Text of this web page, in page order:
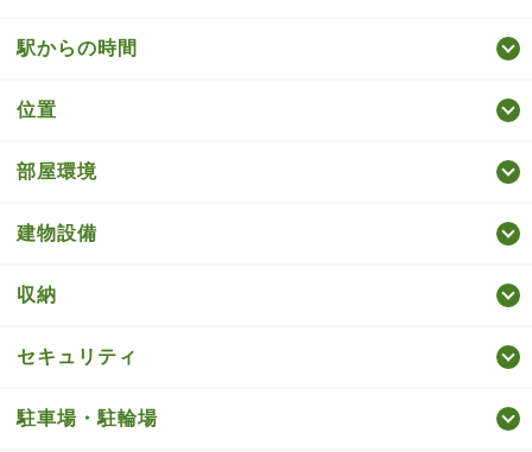
駅からの時間
位置
部屋環境
建物設備
収納
セキュリティ
駐車場・駐輪場